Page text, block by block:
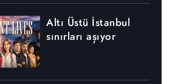
Altı Üstü İstanbul
sınırları aşıyor